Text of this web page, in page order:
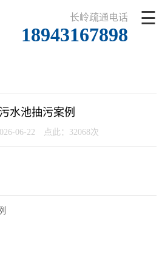
☰
长岭疏通电话
18943167898
水池抽污案例
06-22 点此：32068次